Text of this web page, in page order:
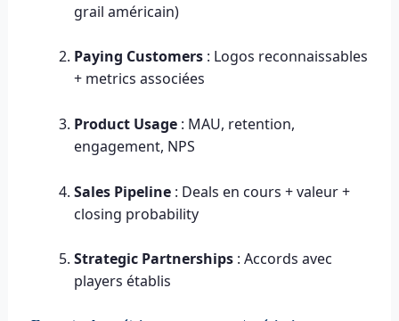
grail américain)
Paying Customers : Logos reconnaissables
+ metrics associées
Product Usage: MAU, retention,
engagement, NPS
Sales Pipeline : Deals en cours + valeur +
closing probability
Strategic Partnerships: Accords avec
players établis